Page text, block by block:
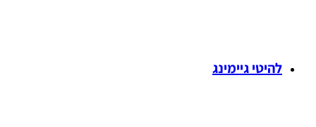
להיטי גיימינג